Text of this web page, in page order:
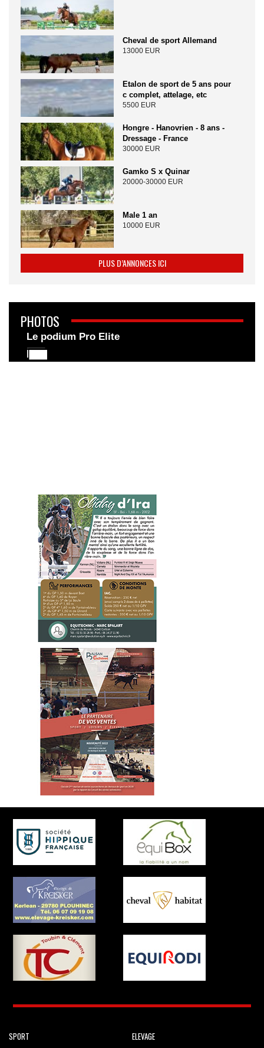
Cheval de sport Allemand
13000 EUR
Etalon de sport de 5 ans pour
c complet, attelage, etc
5500 EUR
Hongre - Hanovrien - 8 ans -
Dressage - France
30000 EUR
Gamko S x Quinar
20000-30000 EUR
Male 1 an
10000 EUR
PLUS D’ANNONCES ICI
PHOTOS
Le podium Pro Elite
SPORT
ELEVAGE